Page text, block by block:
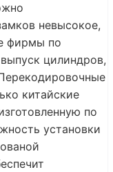
невысокое,
фирмы по
цилиндров,
китайские
по
установки